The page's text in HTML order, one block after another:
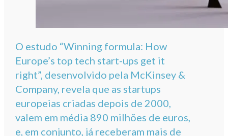
O estudo “Winning formula: How
Europe’s top tech start-ups get it
right”, desenvolvido pela McKinsey &
Company, revela que as startups
europeias criadas depois de 2000,
valem em média 890 milhões de euros,
e, em conjunto, já receberam mais de